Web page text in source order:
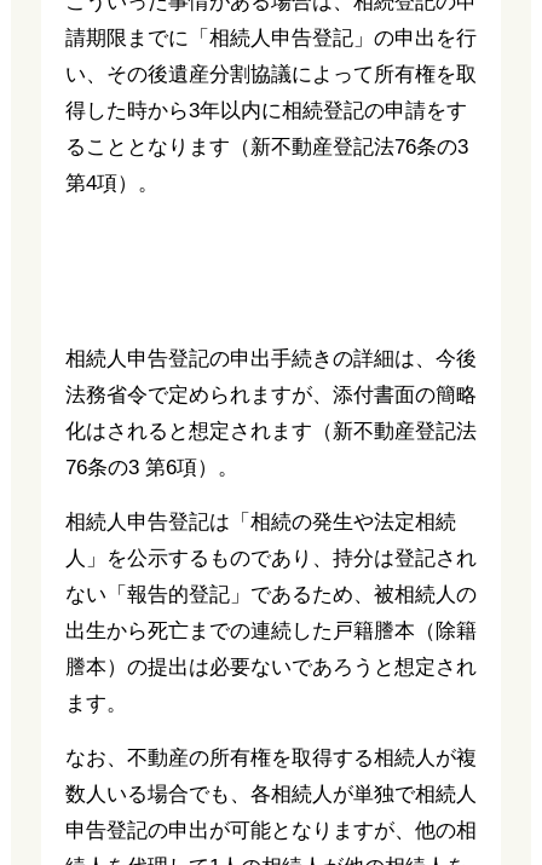
請期限までに「相続人申告登記」の申出を行
い、その後遺産分割協議によって所有権を取
得した時から3年以内に相続登記の申請をす
ることとなります（新不動産登記法76条の3
第4項）。
相続人申告登記の申出手続きの詳細は、今後
法務省令で定められますが、添付書面の簡略
化はされると想定されます（新不動産登記法
76条の3 第6項）。
相続人申告登記は「相続の発生や法定相続
人」を公示するものであり、持分は登記され
ない「報告的登記」であるため、被相続人の
出生から死亡までの連続した戸籍謄本（除籍
謄本）の提出は必要ないであろうと想定され
ます。
なお、不動産の所有権を取得する相続人が複
数人いる場合でも、各相続人が単独で相続人
申告登記の申出が可能となりますが、他の相